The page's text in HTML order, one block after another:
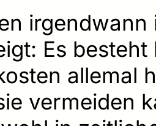
irgendwann
Es besteht
allemal
vermeiden